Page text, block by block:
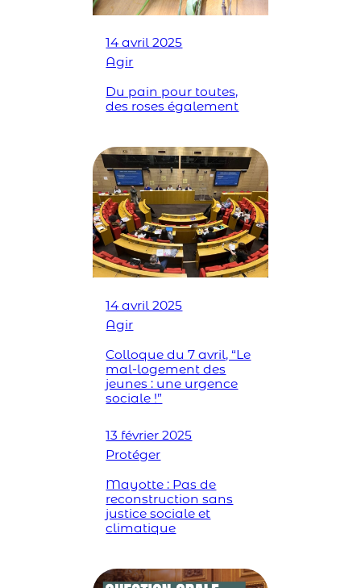
14 avril 2025
Agir
Du pain pour toutes,
des roses également
14 avril 2025
Agir
Colloque du 7 avril, “Le
mal-logement des
jeunes : une urgence
sociale !”
13 février 2025
Protéger
Mayotte : Pas de
reconstruction sans
justice sociale et
climatique